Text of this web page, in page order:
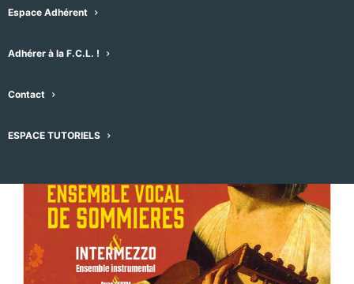
Espace Adhérent
Adhérer à la F.C.L. !
Contact
ESPACE TUTORIELS
14/12/2025 -18h30